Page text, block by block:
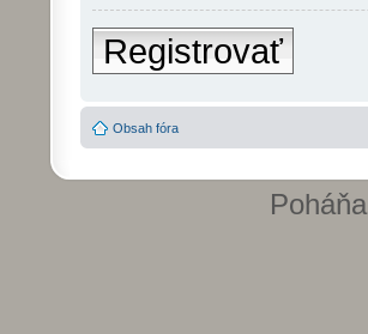
Registrovať
Obsah fóra
Poháňa